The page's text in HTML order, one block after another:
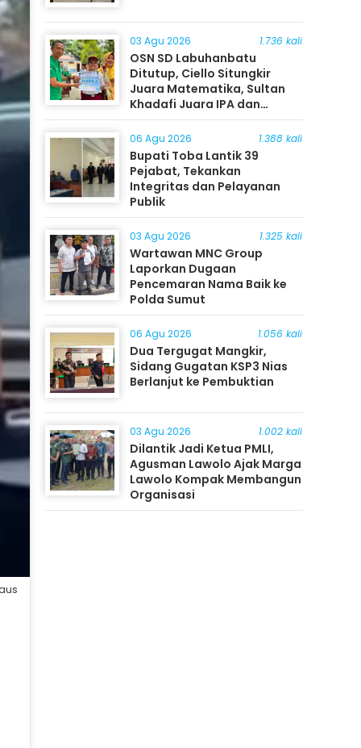
03 Agu 2026 1.736 kali
OSN SD Labuhanbatu
Ditutup, Ciello Situngkir
Juara Matematika, Sultan
Khadafi Juara IPA dan
Timothy Rangkuti Juara IPS
06 Agu 2026 1.388 kali
Bupati Toba Lantik 39
Pejabat, Tekankan
Integritas dan Pelayanan
Publik
03 Agu 2026 1.325 kali
Wartawan MNC Group
Laporkan Dugaan
Pencemaran Nama Baik ke
Polda Sumut
06 Agu 2026 1.056 kali
Dua Tergugat Mangkir,
Sidang Gugatan KSP3 Nias
Berlanjut ke Pembuktian
03 Agu 2026 1.002 kali
Dilantik Jadi Ketua PMLI,
Agusman Lawolo Ajak Marga
Lawolo Kompak Membangun
Organisasi